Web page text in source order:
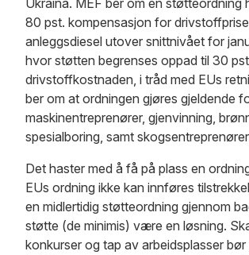
Ukraina. MEF ber om en støtteordning
80 pst. kompensasjon for
anleggsdiesel utover snittnivået for
hvor støtten begrenses oppad til 30
drivstoffkostnaden, i tråd med EUs
ber om at ordningen gjøres gjeldende
maskinentreprenører, gjenvinning,
spesialboring, samt
Det haster med å få på plass en
EUs ordning ikke kan innføres
en midlertidig støtteordning gjennom
støtte (de minimis) være en løsning.
konkurser og tap av arbeidsplasser bør